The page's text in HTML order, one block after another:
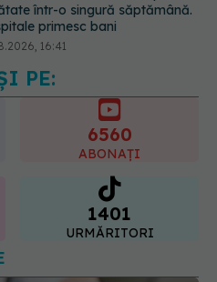
spune culoarea ta preferată
vârsta pe care o ai. Care
"codul cromatic" al generațiilor
21:29
PE:
ABONAȚI
1401
URMĂRITORI